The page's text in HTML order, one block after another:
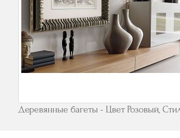
Деревянные багеты - Цвет Розовый,